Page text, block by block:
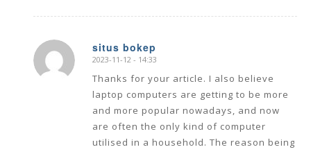
situs bokep
says:
2023-11-12 - 14:33
Thanks for your article. I also believe
laptop computers are getting to be more
and more popular nowadays, and now
are often the only kind of computer
utilised in a household. The reason being